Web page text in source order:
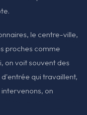
le centre-ville,
proches comme
on voit souvent des
qui travaillent,
on